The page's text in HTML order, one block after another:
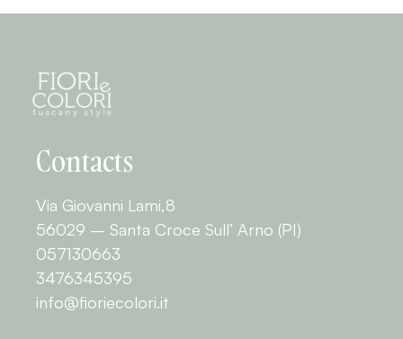
Contacts
Via Giovanni Lami,8
56029 – Santa Croce Sull’ Arno (PI)
057130663
3476345395
info@fioriecolori.it